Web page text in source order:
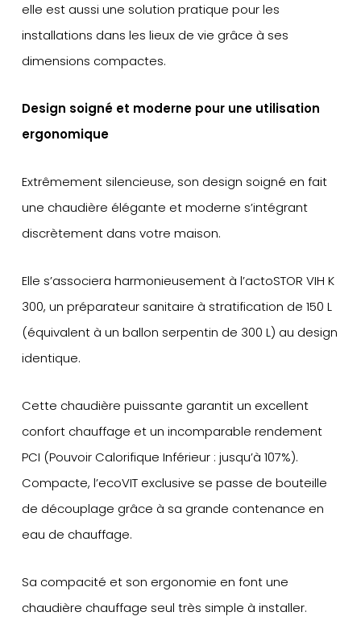
elle est aussi une solution pratique pour les
installations dans les lieux de vie grâce à ses
dimensions compactes.
Design soigné et moderne pour une utilisation
ergonomique
Extrêmement silencieuse, son design soigné en fait
une chaudière élégante et moderne s’intégrant
discrètement dans votre maison.
Elle s’associera harmonieusement à l’actoSTOR VIH K
300, un préparateur sanitaire à stratification de 150 L
(équivalent à un ballon serpentin de 300 L) au design
identique.
Cette chaudière puissante garantit un excellent
confort chauffage et un incomparable rendement
PCI (Pouvoir Calorifique Inférieur : jusqu’à 107%).
Compacte, l’ecoVIT exclusive se passe de bouteille
de découplage grâce à sa grande contenance en
eau de chauffage.
Sa compacité et son ergonomie en font une
chaudière chauffage seul très simple à installer.